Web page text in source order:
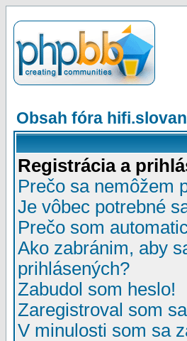
Obsah fóra
Registrácia a
Prečo sa nemôžem
Je vôbec potrebné
Prečo som
Ako zabránim, aby
prihlásených?
Zabudol som heslo!
Zaregistroval som
V minulosti som sa